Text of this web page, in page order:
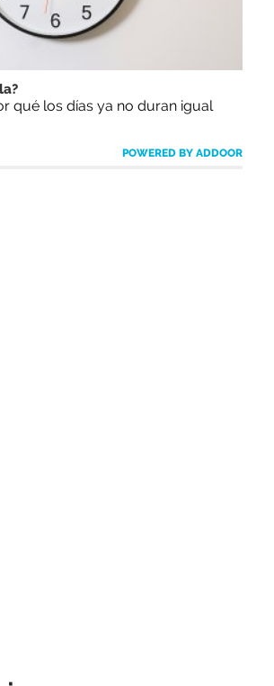
qué los días ya no duran igual
POWERED BY ADDOOR